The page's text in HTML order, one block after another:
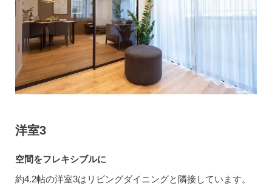
洋室3
空間をフレキシブルに
約4.2帖の洋室3はリビングダイニングと隣接しています。